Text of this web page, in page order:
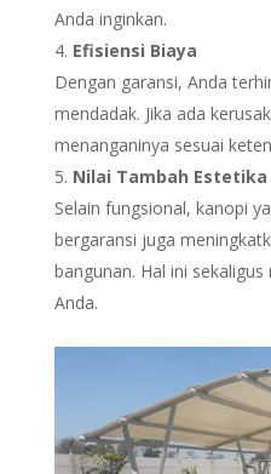
Anda inginkan.
Efisiensi Biaya
Dengan garansi, Anda
mendadak. Jika ada
menanganinya sesuai
Nilai Tambah Estetika
Selain fungsional, kanopi
bergaransi juga
bangunan. Hal ini
Anda.